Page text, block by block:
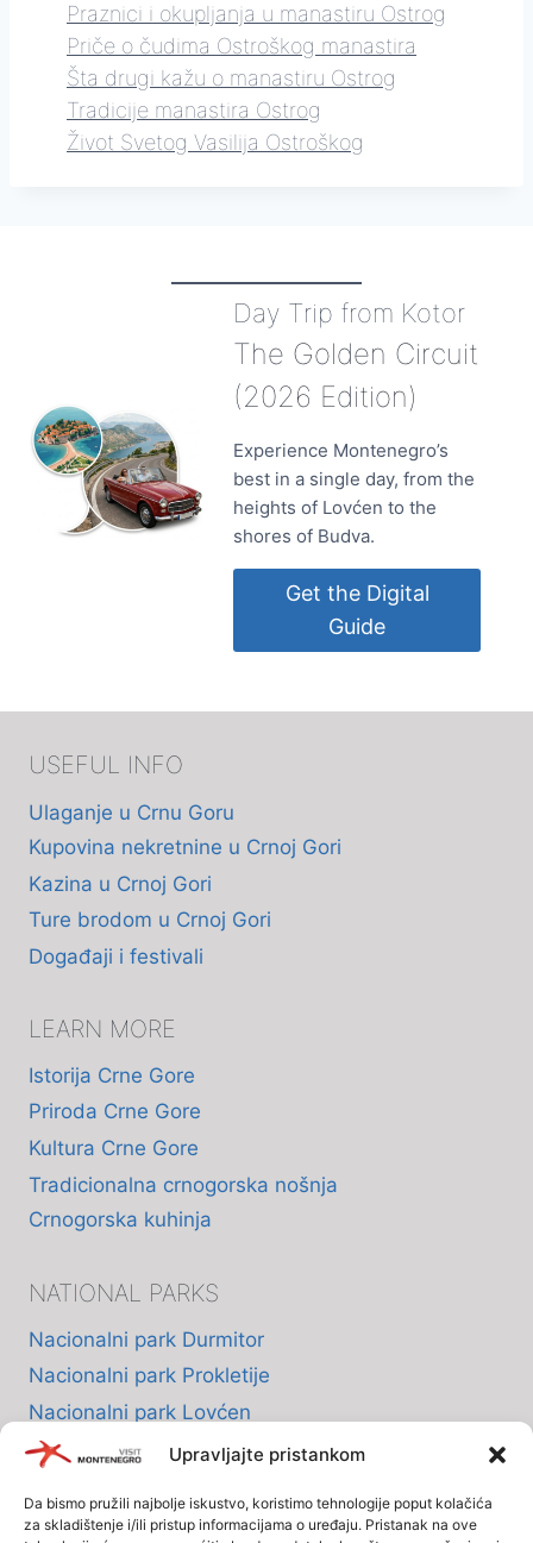
Upravljajte pristankom
Da bismo pružili najbolje iskustvo, koristimo tehnologije poput kolačića
za skladištenje i/ili pristup informacijama o uređaju. Pristanak na ove
Praznici i okupljanja u manastiru Ostrog
Priče o čudima Ostroškog manastira
Šta drugi kažu o manastiru Ostrog
Tradicije manastira Ostrog
Život Svetog Vasilija Ostroškog
Day Trip from Kotor
The Golden Circuit
(2026 Edition)
Experience Montenegro’s
best in a single day, from the
heights of Lovćen to the
shores of Budva.
Get the Digital
Guide
USEFUL INFO
Ulaganje u Crnu Goru
Kupovina nekretnine u Crnoj Gori
Kazina u Crnoj Gori
Ture brodom u Crnoj Gori
Događaji i festivali
LEARN MORE
Istorija Crne Gore
Priroda Crne Gore
Kultura Crne Gore
Tradicionalna crnogorska nošnja
Crnogorska kuhinja
NATIONAL PARKS
Nacionalni park Durmitor
Nacionalni park Prokletije
Nacionalni park Lovćen
Nacionalni park Skadarsko jezero